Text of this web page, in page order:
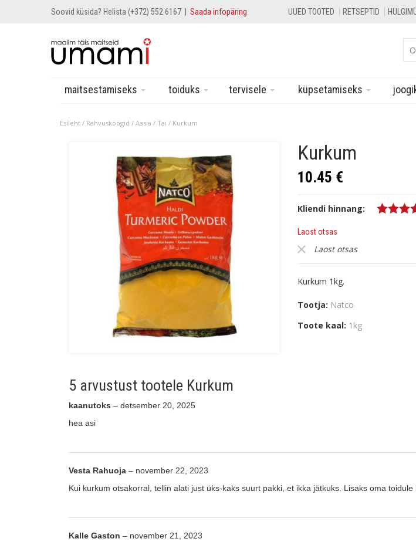
Soovid küsida? Helista (+372) 552 6167 | Saada infopäring UUED TOOTED RETSEPTID
maitsestamiseks toiduks tervisele küpsetamiseks
Esileht / Rahvusköögid / Aasia / Tai / Kurkum
Kurkum
10.45 €
Kliendi hinnang:
Laost otsas
Laost otsas
Kurkum 1kg.
Tootja: Natco
Toote kaal: 1kg
5 arvustust tootele Kurkum
kaanutoks – detsember 20, 2025
hea asi
Vesta Rahuoja – november 22, 2023
Kui kurkum otsakorral, tellin alati just üks-kaks suurt pakki, et ikka jätkuks. Lisaks oma
Kalle Gaston – november 21, 2023